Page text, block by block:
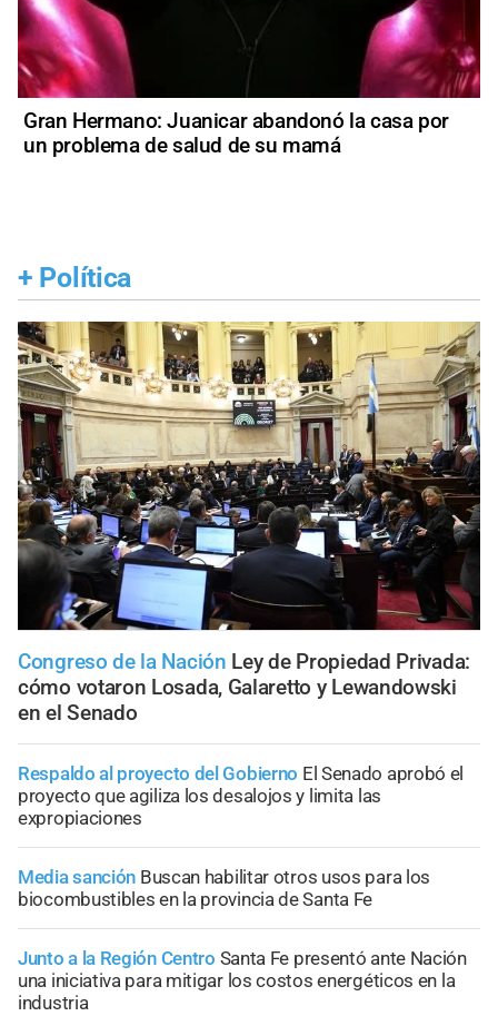
Gran Hermano: Juanicar abandonó la casa por
un problema de salud de su mamá
+ Política
Congreso de la Nación Ley de Propiedad Privada:
cómo votaron Losada, Galaretto y Lewandowski
en el Senado
Respaldo al proyecto del Gobierno El Senado aprobó el
proyecto que agiliza los desalojos y limita las
expropiaciones
Media sanción Buscan habilitar otros usos para los
biocombustibles en la provincia de Santa Fe
Junto a la Región Centro Santa Fe presentó ante Nación
una iniciativa para mitigar los costos energéticos en la
industria